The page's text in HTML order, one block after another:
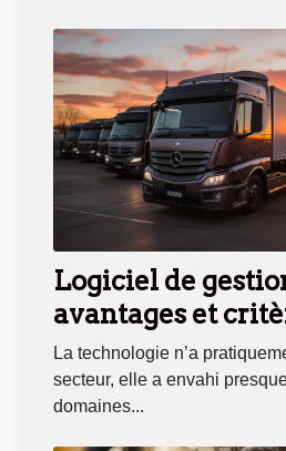
Logiciel de
avantages et
La technologie n’a
secteur, elle a envahi
domaines...